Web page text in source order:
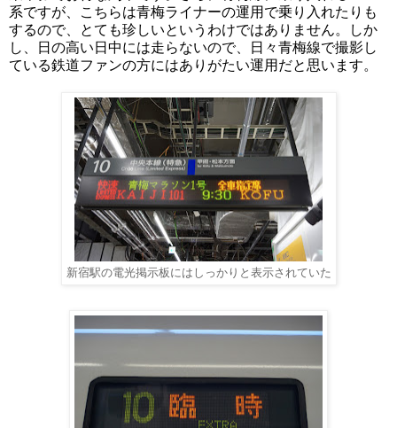
系ですが、こちらは青梅ライナーの運用で乗り入れたりも
するので、とても珍しいというわけではありません。しか
し、日の高い日中には走らないので、日々青梅線で撮影し
ている鉄道ファンの方にはありがたい運用だと思います。
新宿駅の電光掲示板にはしっかりと表示されていた